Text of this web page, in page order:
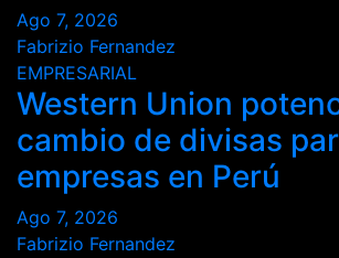
Ago 7, 2026
Fabrizio Fernandez
EMPRESARIAL
Western Union
cambio de divisas
empresas en Perú
Ago 7, 2026
Fabrizio Fernandez